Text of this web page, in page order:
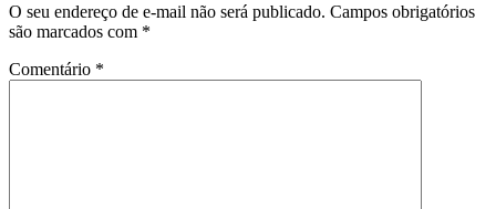
O seu endereço de e-mail não será publicado. Campos obrigatórios
são marcados com *
Comentário *